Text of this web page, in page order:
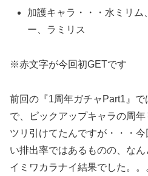
加護キャラ・・・水ミリム
ー、ラミリス
※赤文字が今回初GETです
前回の『1周年ガチャPart1』で
で、ピックアップキャラの周
ツリ引けてたんですが・・・
い排出率ではあるものの、な
イミワカラナイ結果でした。。